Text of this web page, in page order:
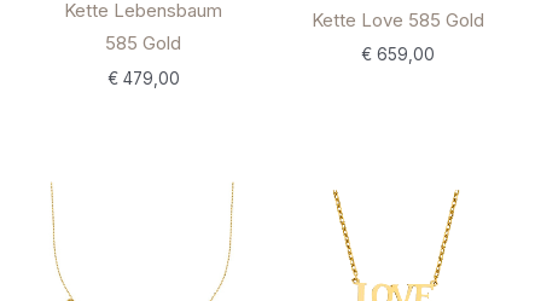
Kette Lebensbaum
585 Gold
€479,00
Kette Love 585 Gold
€659,00